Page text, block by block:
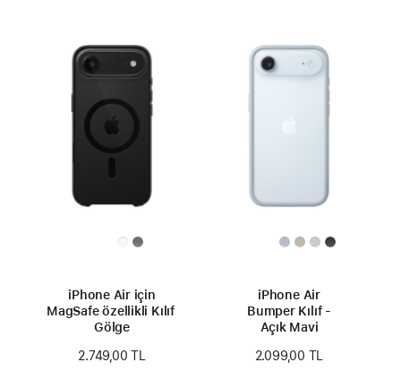
iPhone Air için
MagSafe özellikli Kılıf -
Gölge
2.749,00 TL
iPhone Air
Bumper Kılıf -
Açık Mavi
2.099,00 TL